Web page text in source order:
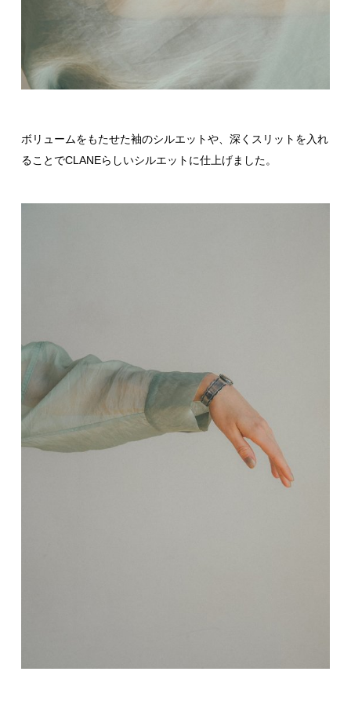
ボリュームをもたせた袖のシルエットや、深くスリットを入れ
ることでCLANEらしいシルエットに仕上げました。